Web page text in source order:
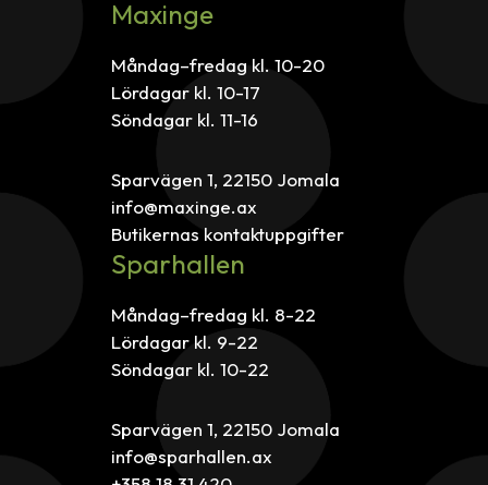
Maxinge
Måndag–fredag kl. 10-20
Lördagar kl. 10-17
Söndagar kl. 11-16
Sparvägen 1, 22150 Jomala
info@maxinge.ax
Butikernas kontaktuppgifter
Sparhallen
Måndag–fredag kl. 8-22
Lördagar kl. 9-22
Söndagar kl. 10-22
Sparvägen 1, 22150 Jomala
info@sparhallen.ax